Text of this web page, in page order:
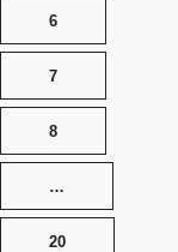
6
7
8
…
20